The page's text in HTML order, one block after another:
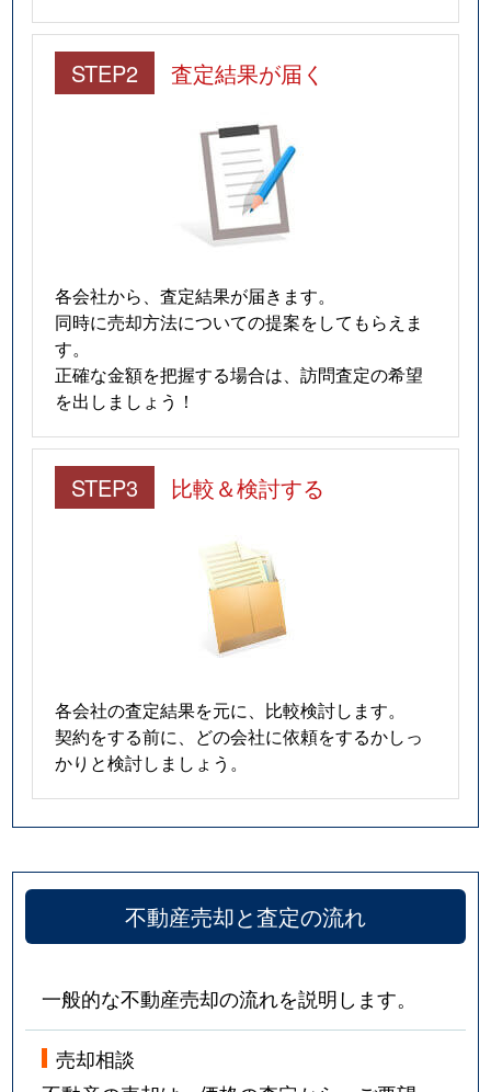
STEP2 査定結果が届く
各会社から、査定結果が届きます。
同時に売却方法についての提案をしてもらえま
す。
正確な金額を把握する場合は、訪問査定の希望
を出しましょう！
STEP3 比較＆検討する
各会社の査定結果を元に、比較検討します。
契約をする前に、どの会社に依頼をするかしっ
かりと検討しましょう。
不動産売却と査定の流れ
一般的な不動産売却の流れを説明します。
売却相談